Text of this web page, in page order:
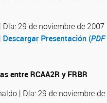
29 de noviembre de 2007
| Descargar Presentación (PDF
entre RCAA2R y FRBR
| Día: 29 de noviembre de